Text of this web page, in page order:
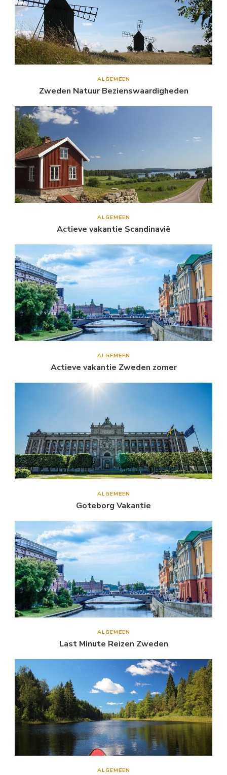
ALGEMEEN
Zweden Natuur Bezienswaardigheden
ALGEMEEN
Actieve vakantie Scandinavië
ALGEMEEN
Actieve vakantie Zweden zomer
ALGEMEEN
Goteborg Vakantie
ALGEMEEN
Last Minute Reizen Zweden
ALGEMEEN